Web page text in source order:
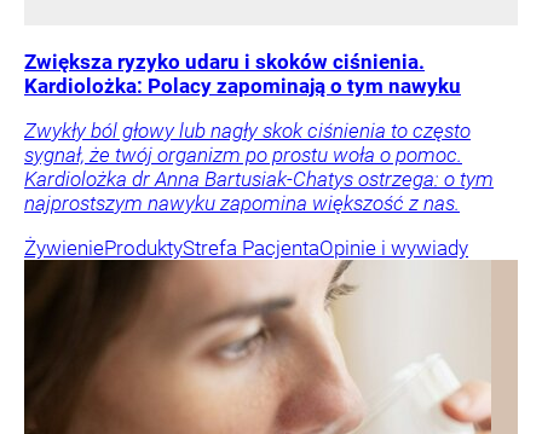
Zwiększa ryzyko udaru i skoków ciśnienia.
Kardiolożka: Polacy zapominają o tym nawyku
Zwykły ból głowy lub nagły skok ciśnienia to często
sygnał, że twój organizm po prostu woła o pomoc.
Kardiolożka dr Anna Bartusiak-Chatys ostrzega: o tym
najprostszym nawyku zapomina większość z nas.
ŻywienieProduktyStrefa PacjentaOpinie i wywiady